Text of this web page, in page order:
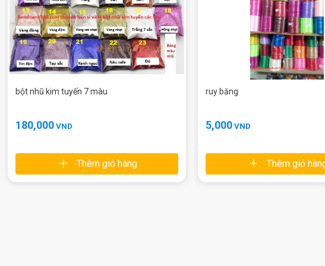
bột nhũ kim tuyến 7 màu
180,000VND
Thêm giỏ hàng
ruy băng
5,000VND
Thêm giỏ